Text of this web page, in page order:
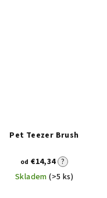
Pet Teezer Brush
od €14,34 ?
Skladem(>5 ks)